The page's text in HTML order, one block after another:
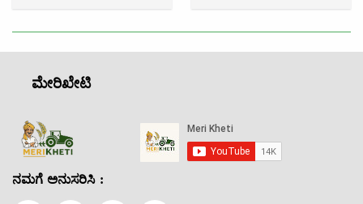
ಮೇರಿಖೇಟಿ
ನಮಗೆ ಅನುಸರಿಸಿ :